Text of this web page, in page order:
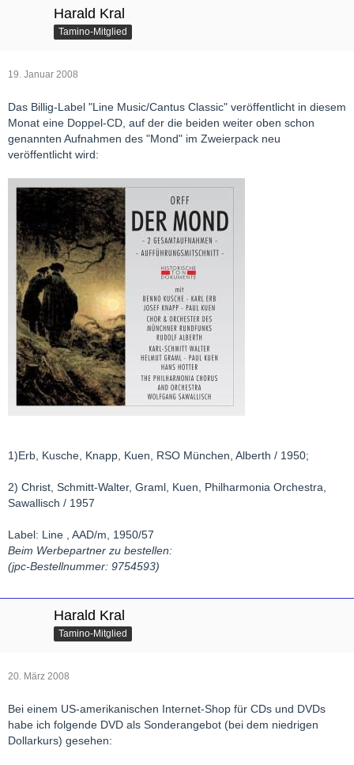
Harald Kral
Tamino-Mitglied
19. Januar 2008
Das Billig-Label "Line Music/Cantus Classic" veröffentlicht in diesem
Monat eine Doppel-CD, auf der die beiden weiter oben schon
genannten Aufnahmen des "Mond" im Zweierpack neu
veröffentlicht wird:
1)Erb, Kusche, Knapp, Kuen, RSO München, Alberth / 1950;
2) Christ, Schmitt-Walter, Graml, Kuen, Philharmonia Orchestra,
Sawallisch / 1957
Label: Line , AAD/m, 1950/57
Beim Werbepartner zu bestellen:
(jpc-Bestellnummer: 9754593)
Harald Kral
Tamino-Mitglied
20. März 2008
Bei einem US-amerikanischen Internet-Shop für CDs und DVDs
habe ich folgende DVD als Sonderangebot (bei dem niedrigen
Dollarkurs) gesehen: